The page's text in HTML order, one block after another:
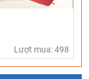
Lượt mua: 498